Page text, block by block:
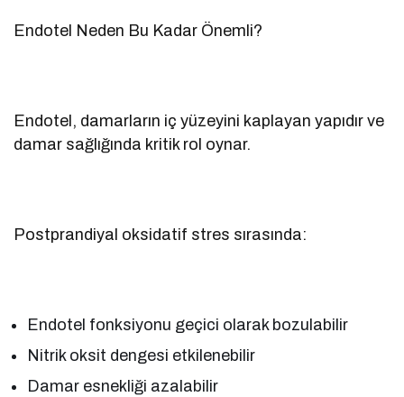
Endotel Neden Bu Kadar Önemli?
Endotel, damarların iç yüzeyini kaplayan yapıdır ve
damar sağlığında kritik rol oynar.
Postprandiyal oksidatif stres sırasında:
Endotel fonksiyonu geçici olarak bozulabilir
Nitrik oksit dengesi etkilenebilir
Damar esnekliği azalabilir